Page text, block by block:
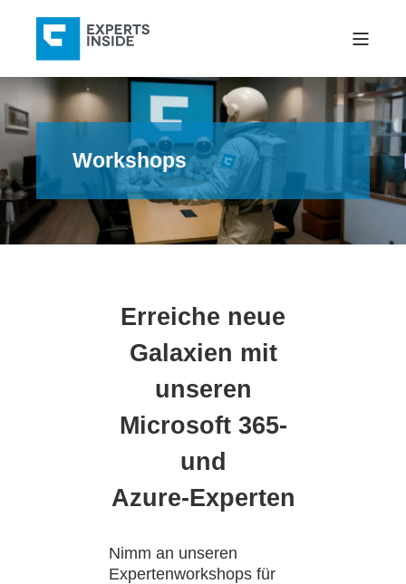
Workshops
Erreiche neue
Galaxien mit
unseren
Microsoft 365-
und
Azure-Experten
Nimm an unseren
Expertenworkshops für